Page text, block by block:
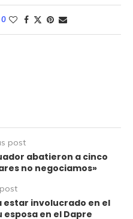
0
post
abatieron a cinco
no negociamos»
estar involucrado en el
en el Dapre